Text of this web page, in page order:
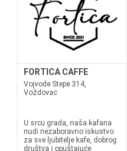
FORTICA CAFFE
Vojvode Stepe 314,
Voždovac
U srcu grada, naša kafana
nudi nezaboravno iskustvo
za sve ljubitelje kafe, dobrog
društva i opuštajuće